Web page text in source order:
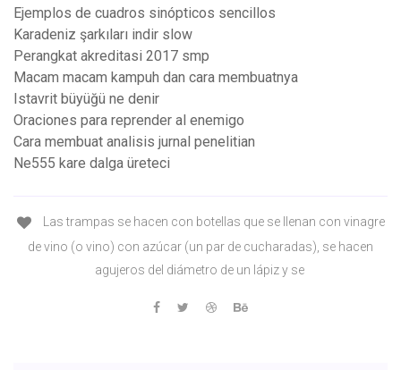
Ejemplos de cuadros sinópticos sencillos
Karadeniz şarkıları indir slow
Perangkat akreditasi 2017 smp
Macam macam kampuh dan cara membuatnya
Istavrit büyüğü ne denir
Oraciones para reprender al enemigo
Cara membuat analisis jurnal penelitian
Ne555 kare dalga üreteci
Las trampas se hacen con botellas que se llenan con vinagre
de vino (o vino) con azúcar (un par de cucharadas), se hacen
agujeros del diámetro de un lápiz y se